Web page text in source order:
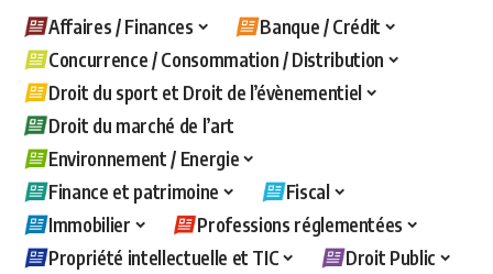
Affaires / Finances
Banque / Crédit
Concurrence / Consommation / Distribution
Droit du sport et Droit de l’évènementiel
Droit du marché de l’art
Environnement / Energie
Finance et patrimoine
Fiscal
Immobilier
Professions réglementées
Propriété intellectuelle et TIC
Droit Public